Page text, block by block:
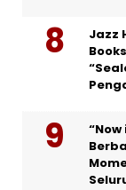
Jazz